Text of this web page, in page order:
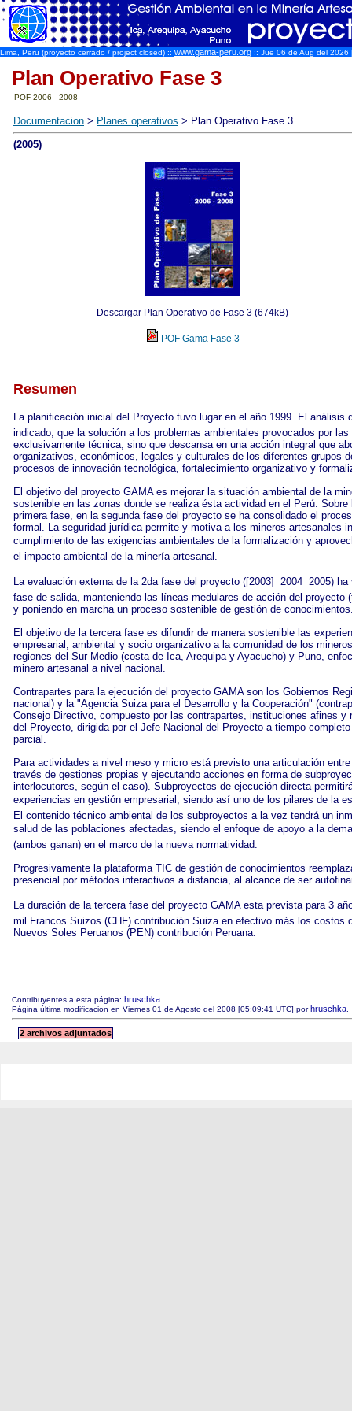
Lima, Peru (proyecto cerrado / project closed) :: www.gama-peru.org :: Jue 06 de Aug del 2026
Plan Operativo Fase 3
POF 2006 - 2008
Documentacion > Planes operativos > Plan Operativo Fase 3
(2005)
Descargar Plan Operativo de Fase 3 (674kB)
POF Gama Fase 3
Resumen
La planificación inicial del Proyecto tuvo lugar en el año 1999. El análisis
indicado, que la solución a los problemas ambientales provocados por
exclusivamente técnica, sino que descansa en una acción integral que
organizativos, económicos, legales y culturales de los diferentes grupos
procesos de innovación tecnológica, fortalecimiento organizativo y
El objetivo del proyecto GAMA es mejorar la situación ambiental de la
sostenible en las zonas donde se realiza ésta actividad en el Perú.
primera fase, en la segunda fase del proyecto se ha consolidado el
formal. La seguridad jurídica permite y motiva a los mineros artesanales
cumplimiento de las exigencias ambientales de la formalización y
el impacto ambiental de la minería artesanal.
La evaluación externa de la 2da fase del proyecto ([2003]  2004  2005)
fase de salida, manteniendo las líneas medulares de acción del
y poniendo en marcha un proceso sostenible de gestión de
El objetivo de la tercera fase es difundir de manera sostenible las
empresarial, ambiental y socio organizativo a la comunidad de los
regiones del Sur Medio (costa de Ica, Arequipa y Ayacucho) y Puno,
minero artesanal a nivel nacional.
Contrapartes para la ejecución del proyecto GAMA son los Gobiernos
nacional) y la "Agencia Suiza para el Desarrollo y la Cooperación"
Consejo Directivo, compuesto por las contrapartes, instituciones afines
del Proyecto, dirigida por el Jefe Nacional del Proyecto a tiempo
parcial.
Para actividades a nivel meso y micro está previsto una articulación
través de gestiones propias y ejecutando acciones en forma de
interlocutores, según el caso). Subproyectos de ejecución directa
experiencias en gestión empresarial, siendo así uno de los pilares de la
El contenido técnico ambiental de los subproyectos a la vez tendrá un
salud de las poblaciones afectadas, siendo el enfoque de apoyo a la
(ambos ganan) en el marco de la nueva normatividad.
Progresivamente la plataforma TIC de gestión de conocimientos
presencial por métodos interactivos a distancia, al alcance de ser
La duración de la tercera fase del proyecto GAMA esta prevista para 3
mil Francos Suizos (CHF) contribución Suiza en efectivo más los costos
Nuevos Soles Peruanos (PEN) contribución Peruana.
Contribuyentes a esta página: hruschka
Página última modificacion en Viernes 01 de Agosto del 2008 [05:09:41 UTC] porhruschka
2 archivos adjuntados